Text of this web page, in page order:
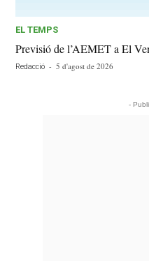
EL TEMPS
Previsió de l’AEMET a El
Redacció - 5 d'agost de 2026
-